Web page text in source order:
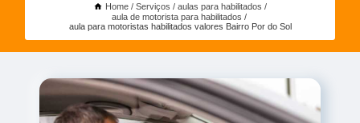
Home Serviços
aulas para habilitados
aula de motorista para habilitados
aula para motoristas habilitados valores Bairro Por do Sol